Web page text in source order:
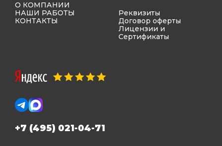
О КОМПАНИИ
НАШИ РАБОТЫ
КОНТАКТЫ
Реквизиты
Договор оферты
Лицензии и
Сертификаты
+7 (495) 021-04-71